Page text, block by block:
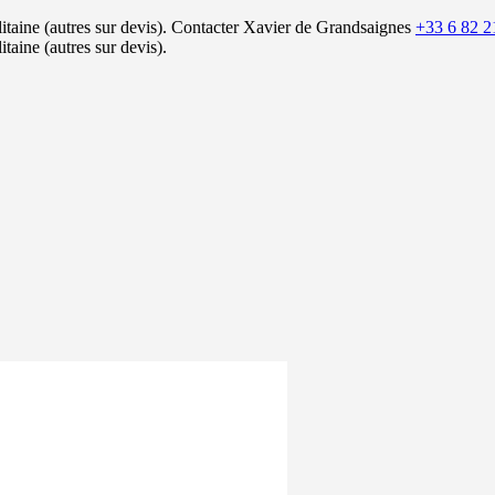
(autres sur devis). Contacter Xavier de Grandsaignes +33 6 82
(autres sur devis).